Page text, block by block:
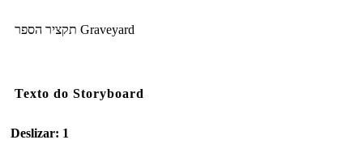
תקציר הספר Graveyard
Texto do Storyboard
Deslizar: 1